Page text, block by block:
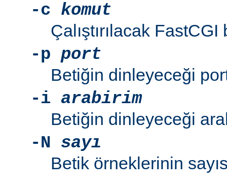
-c komut
Çalıştırılacak
-p port
Betiğin dinleyeceği
-i arabirim
Betiğin dinleyeceği
-N sayı
Betik örneklerinin